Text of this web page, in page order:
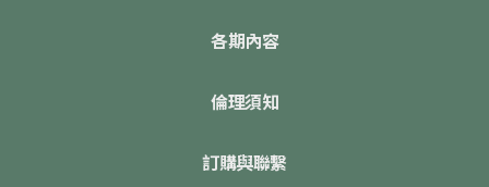
各期內容
倫理須知
訂購與聯繫